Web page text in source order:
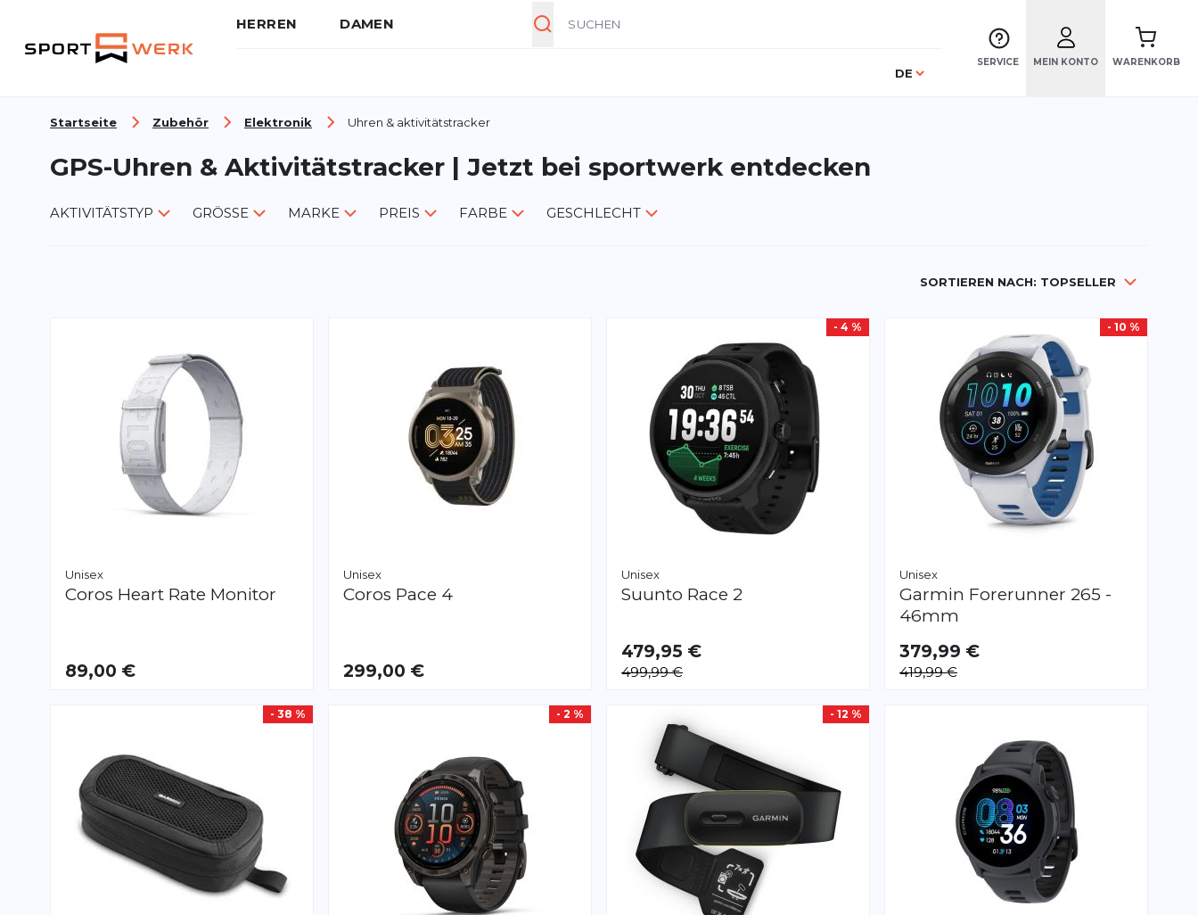
HERREN DAMEN
Sprache
DE
SERVICE MEIN KONTO WARENKORB
Startseite Zubehör Elektronik Uhren & aktivitätstracker
GPS-Uhren & Aktivitätstracker | Jetzt bei sportwerk entdecken
AKTIVITÄTSTYP GRÖSSE MARKE PREIS FARBE GESCHLECHT
SORTIEREN NACH: TOPSELLER
Unisex
Coros Heart Rate Monitor
89,00 €
Unisex
Coros Pace 4
299,00 €
- 4 %
Unisex
Suunto Race 2
479,95 €
499,99 €
- 10 %
Unisex
Garmin Forerunner 265 -
46mm
379,99 €
419,99 €
- 38 % - 2 % - 12 %